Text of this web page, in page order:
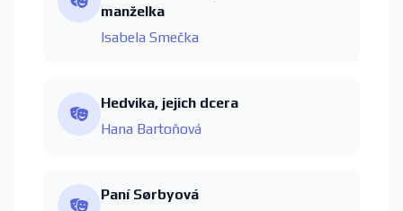
manželka
Isabela Smečka
Hedvika, jejich dcera
Hana Bartoňová
Paní Sørbyová